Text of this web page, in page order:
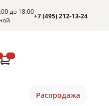
до 18:00+7 (495) 212-13-24
Распродажа